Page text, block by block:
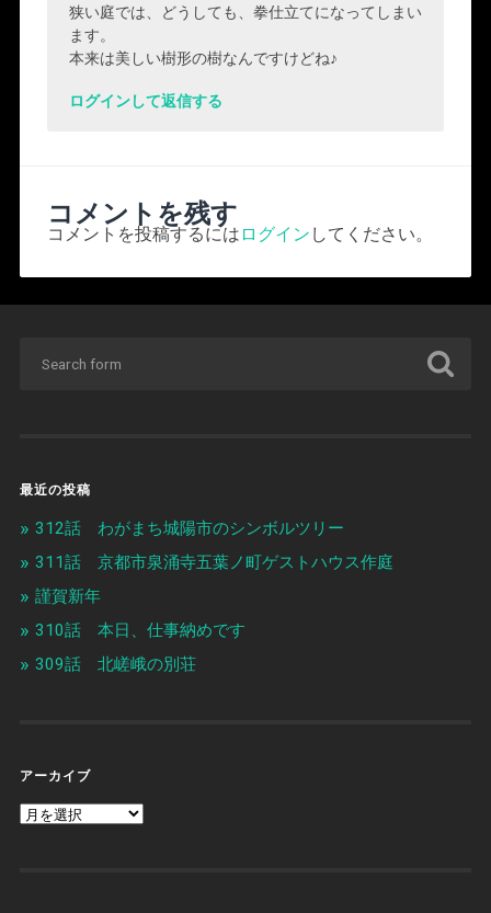
狭い庭では、どうしても、拳仕立てになってしまい
ます。
本来は美しい樹形の樹なんですけどね♪
ログインして返信する
コメントを残す
コメントを投稿するには ログイン してください。
最近の投稿
312話 わがまち城陽市のシンボルツリー
311話 京都市泉涌寺五葉ノ町ゲストハウス作庭
謹賀新年
310話 本日、仕事納めです
309話 北嵯峨の別荘
アーカイブ